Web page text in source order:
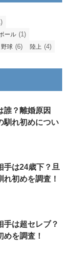
ール (1)
野球 (6) 陸上 (4)
誰？離婚原因
馴れ初めについ
手は24歳下？旦
初めを調査！
手は超セレブ？
めを調査！